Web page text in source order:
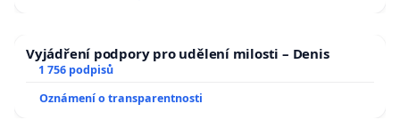
Vyjádření podpory pro udělení milosti – Denis
1 756 podpisů
Oznámení o transparentnosti